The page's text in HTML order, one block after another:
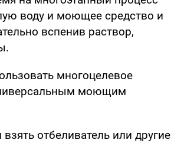
воду и моющее средство и
вспенив раствор,
многоцелевое
моющим
отбеливатель или другие